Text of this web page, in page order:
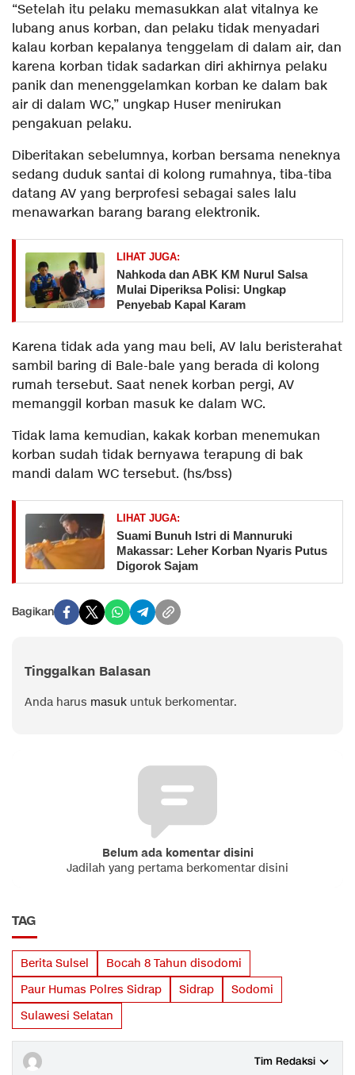
“Setelah itu pelaku memasukkan alat vitalnya ke
lubang anus korban, dan pelaku tidak menyadari
kalau korban kepalanya tenggelam di dalam air, dan
karena korban tidak sadarkan diri akhirnya pelaku
panik dan menenggelamkan korban ke dalam bak
air di dalam WC,” ungkap Huser menirukan
pengakuan pelaku.
Diberitakan sebelumnya, korban bersama neneknya
sedang duduk santai di kolong rumahnya, tiba-tiba
datang AV yang berprofesi sebagai sales lalu
menawarkan barang barang elektronik.
LIHAT JUGA:
Nahkoda dan ABK KM Nurul Salsa
Mulai Diperiksa Polisi: Ungkap
Penyebab Kapal Karam
Karena tidak ada yang mau beli, AV lalu beristerahat
sambil baring di Bale-bale yang berada di kolong
rumah tersebut. Saat nenek korban pergi, AV
memanggil korban masuk ke dalam WC.
Tidak lama kemudian, kakak korban menemukan
korban sudah tidak bernyawa terapung di bak
mandi dalam WC tersebut. (hs/bss)
LIHAT JUGA:
Suami Bunuh Istri di Mannuruki
Makassar: Leher Korban Nyaris Putus
Digorok Sajam
Bagikan
Tinggalkan Balasan
Anda harus masuk untuk berkomentar.
Belum ada komentar disini
Jadilah yang pertama berkomentar disini
TAG
Berita Sulsel
Bocah 8 Tahun disodomi
Paur Humas Polres Sidrap
Sidrap
Sodomi
Sulawesi Selatan
Tim Redaksi